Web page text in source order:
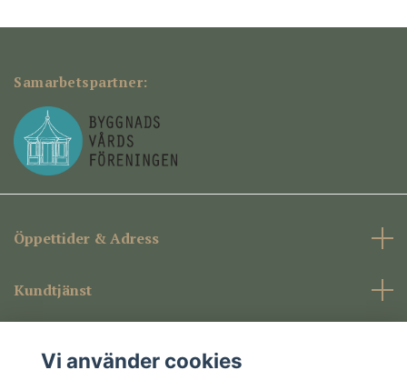
Samarbetspartner:
Öppettider & Adress
Kundtjänst
Vi använder cookies